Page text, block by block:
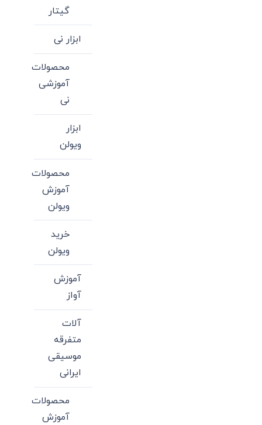
گیتار
ابزار نی
محصولات
آموزشی
نی
ابزار
ویولن
محصولات
آموزش
ویولن
خرید
ویولن
آموزش
آواز
آلات
متفرقه
موسیقی
ایرانی
محصولات
آموزش